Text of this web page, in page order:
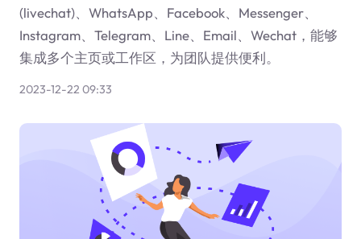
(livechat)、WhatsApp、Facebook、Messenger、
Instagram、Telegram、Line、Email、Wechat，能够
集成多个主页或工作区，为团队提供便利。
2023-12-22 09:33